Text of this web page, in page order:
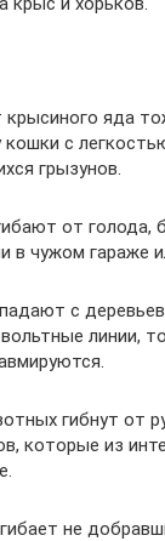
яда
кошки с
грызунов.
от голода,
в чужом гараже
с деревьев
линии,
гибнут от
которые из
не